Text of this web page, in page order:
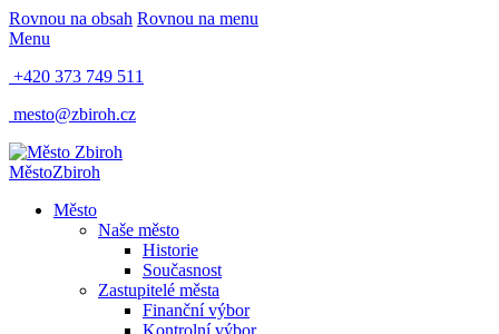
Rovnou na obsah Rovnou na menu
Menu
+420 373 749 511
mesto@zbiroh.cz
MěstoZbiroh
Město
Naše město
Historie
Současnost
Zastupitelé města
Finanční výbor
Kontrolní výbor